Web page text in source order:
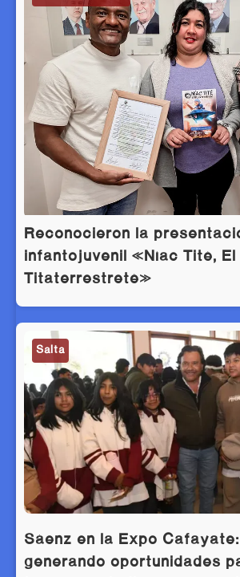
Reconocieron la
infantojuvenil «Níac Tité, El
Titaterrestreté»
Salta
Sáenz en la Expo Cafayate:
generando oportunidades